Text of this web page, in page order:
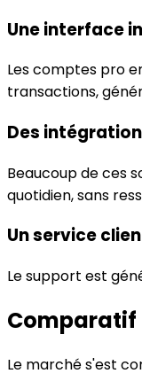
Une interface
Les comptes pro
transactions,
Des
Beaucoup de ces
quotidien, sans
Un service
Le support est
Comparatif
Le marché s'est